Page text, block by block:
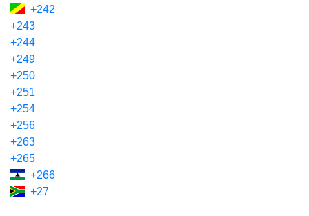
+242
+243
+244
+249
+250
+251
+254
+256
+263
+265
+266
+27